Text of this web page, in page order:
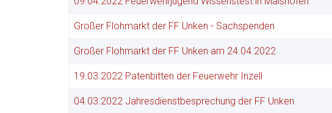
Großer Flohmarkt der FF Unken - Sachspenden
Großer Flohmarkt der FF Unken am 24.04.2022
19.03.2022 Patenbitten der Feuerwehr Inzell
04.03.2022 Jahresdienstbesprechung der FF Unken